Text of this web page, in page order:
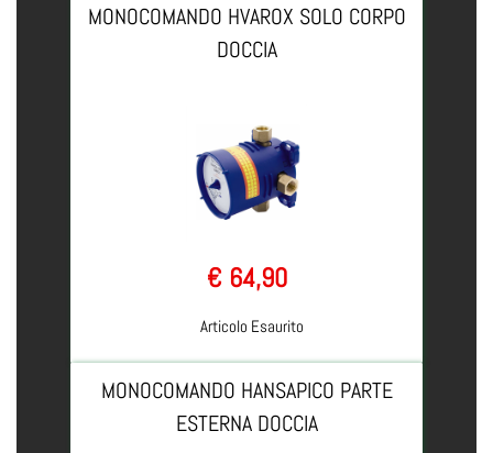
MONOCOMANDO HVAROX SOLO CORPO
DOCCIA
€ 64,90
Articolo Esaurito
MONOCOMANDO HANSAPICO PARTE
ESTERNA DOCCIA